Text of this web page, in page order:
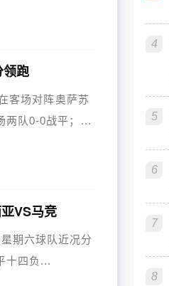
跑
客场对阵奥萨苏
两队0-0战平；...
VS马竞
期六球队近况分
十四负...
4
5
6
7
8